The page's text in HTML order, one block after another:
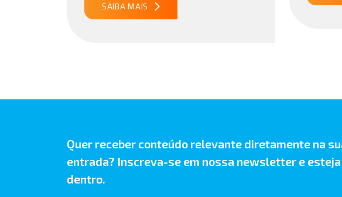
SAIBA MAIS
Quer receber conteúdo relevante diretamente na
entrada? Inscreva-se em nossa newsletter e
dentro.